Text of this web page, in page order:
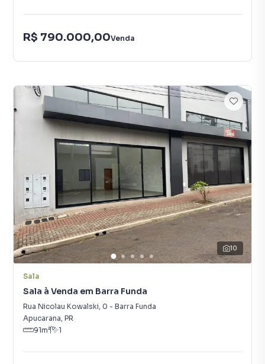
R$ 790.000,00Venda
10
Sala
Sala à Venda em Barra Funda
Rua Nicolau Kowalski, 0 - Barra Funda
Apucarana, PR
91m² 1